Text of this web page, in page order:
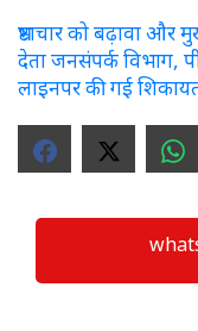
भ्रष्टाचार को बढ़ावा और
देता जनसंपर्क विभाग,
लाइनपर की गई